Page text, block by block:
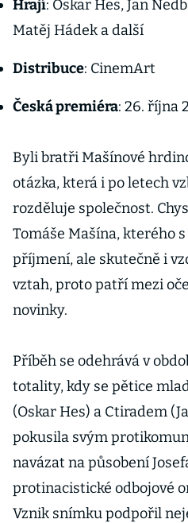
Hrají: Oskar Hes, Jan
Matěj Hádek a další
Distribuce: CinemArt
Česká premiéra: 26. října
Byli bratři Mašínové
otázka, která i po letech
rozděluje společnost.
Tomáše Mašína, kterého
příjmení, ale skutečně i
vztah, proto patří mezi
novinky.
Příběh se odehrává v
totality, kdy se pětice
(Oskar Hes) a Ctiradem
pokusila svým
navázat na působení
protinacistické odbojové
Vznik snímku podpořil